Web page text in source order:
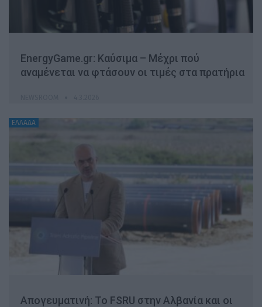
EnergyGame.gr: Καύσιμα – Μέχρι πού
αναμένεται να φτάσουν οι τιμές στα πρατήρια
ΕΛΛΑΔΑ
Απογευματινή: Το FSRU στην Αλβανία και οι